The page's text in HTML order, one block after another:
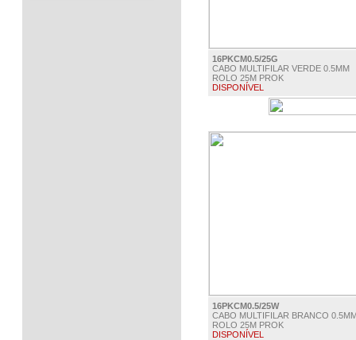
16PKCM0.5/25G
CABO MULTIFILAR VERDE 0.5MM
ROLO 25M PROK
DISPONÍVEL
16PKCM0.5/25W
CABO MULTIFILAR BRANCO
ROLO 25M PROK
DISPONÍVEL